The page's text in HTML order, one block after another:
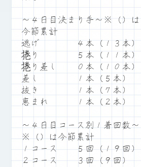
～４日目決まり手～※（）は
今節累計
逃げ ４本（１３本）
捲り ５本（１１本）
捲り差し ０本（１０本）
差し １本（５本）
抜き １本（７本）
恵まれ １本（２本）
～４日目コース別１着回数～
※（）は今節累計
１コース ５回（１９回）
２コース ３回（９回）